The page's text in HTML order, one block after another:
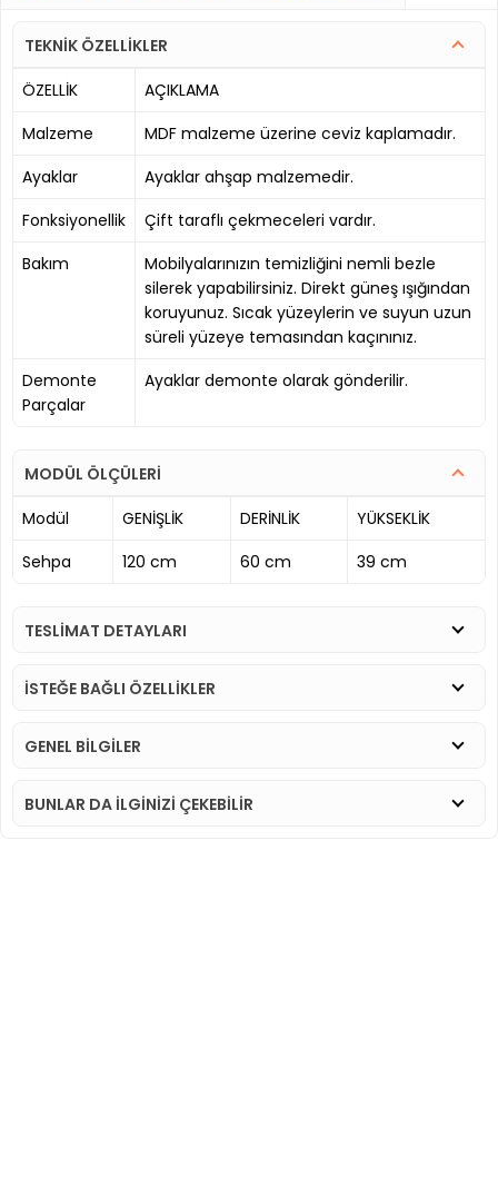
TEKNİK ÖZELLİKLER
ÖZELLİK
AÇIKLAMA
Malzeme
MDF malzeme üzerine ceviz kaplamadır.
Ayaklar
Ayaklar ahşap malzemedir.
Fonksiyonellik
Çift taraflı çekmeceleri vardır.
Bakım
Mobilyalarınızın temizliğini nemli bezle
silerek yapabilirsiniz. Direkt güneş ışığından
koruyunuz. Sıcak yüzeylerin ve suyun uzun
süreli yüzeye temasından kaçınınız.
Demonte
Parçalar
Ayaklar demonte olarak gönderilir.
MODÜL ÖLÇÜLERİ
Modül
GENİŞLİK DERİNLİK
YÜKSEKLİK
Sehpa
120 cm 60 cm 39 cm
TESLİMAT DETAYLARI
İSTEĞE BAĞLI ÖZELLİKLER
GENEL BİLGİLER
BUNLAR DA İLGINIZI ÇEKEBILIR